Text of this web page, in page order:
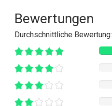
Bewertungen
Durchschnittliche Bewertung: